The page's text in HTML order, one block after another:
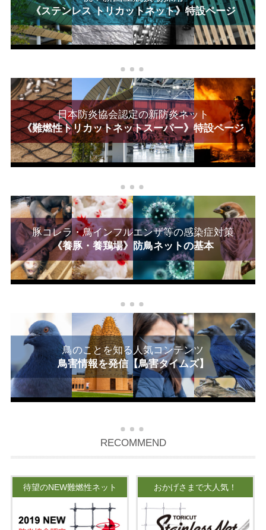
《ステンレス トリカットネット》特設ページ
日本防炎協会認定の新防炎ネット
《難燃性トリカットネットスーパー》特設ページ
豚コレラ・鳥インフルエンザ等の感染症対策
《養豚・養鶏場》防鳥ネットの基本
鳥のことを知る人気コンテンツ
鳥害情報を発信【鳥害タイムズ】
RECOMMEND
待望のNEW難燃性ネット おかげさまで大人気！